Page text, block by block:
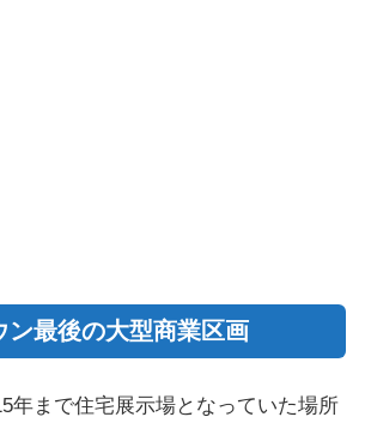
ン最後の大型商業区画
年まで住宅展示場となっていた場所